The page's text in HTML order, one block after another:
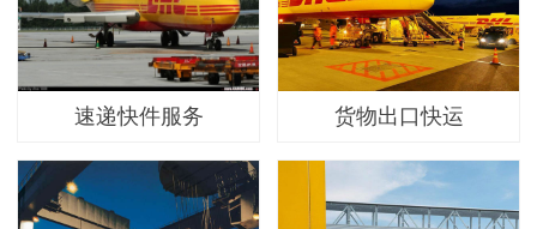
速递快件服务 货物出口快运